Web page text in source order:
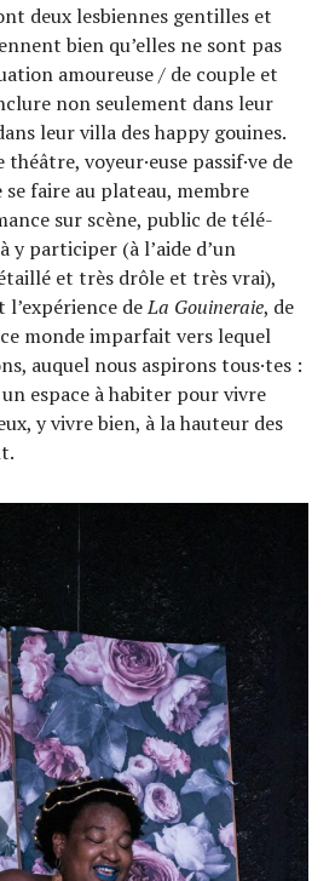
deux lesbiennes gentilles et
bien qu’elles ne sont pas
amoureuse / de couple et
non seulement dans leur
leur villa des happy gouines.
voyeur·euse passif·ve de
faire au plateau, membre
sur scène, public de télé-
y participer (à l’aide d’un
et très drôle et très vrai),
l’expérience deLa Gouineraie, de
monde imparfait vers lequel
auquel nous aspirons tous·tes :
espace à habiter pour vivre
y vivre bien, à la hauteur des